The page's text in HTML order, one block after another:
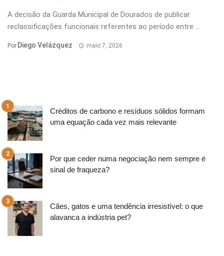
A decisão da Guarda Municipal de Dourados de publicar
reclassificações funcionais referentes ao período entre ...
Por Diego Velázquez maio 7, 2026
Créditos de carbono e resíduos sólidos formam
uma equação cada vez mais relevante
Por que ceder numa negociação nem sempre é
sinal de fraqueza?
Cães, gatos e uma tendência irresistível: o que
alavanca a indústria pet?